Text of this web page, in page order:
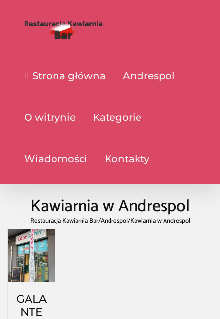
Strona główna Andrespol
O witrynie Kategorie
Wiadomości Kontakty
Kawiarnia w Andrespol
Restauracja Kawiarnia Bar/Andrespol/Kawiarnia w Andrespol
GALA
NTE